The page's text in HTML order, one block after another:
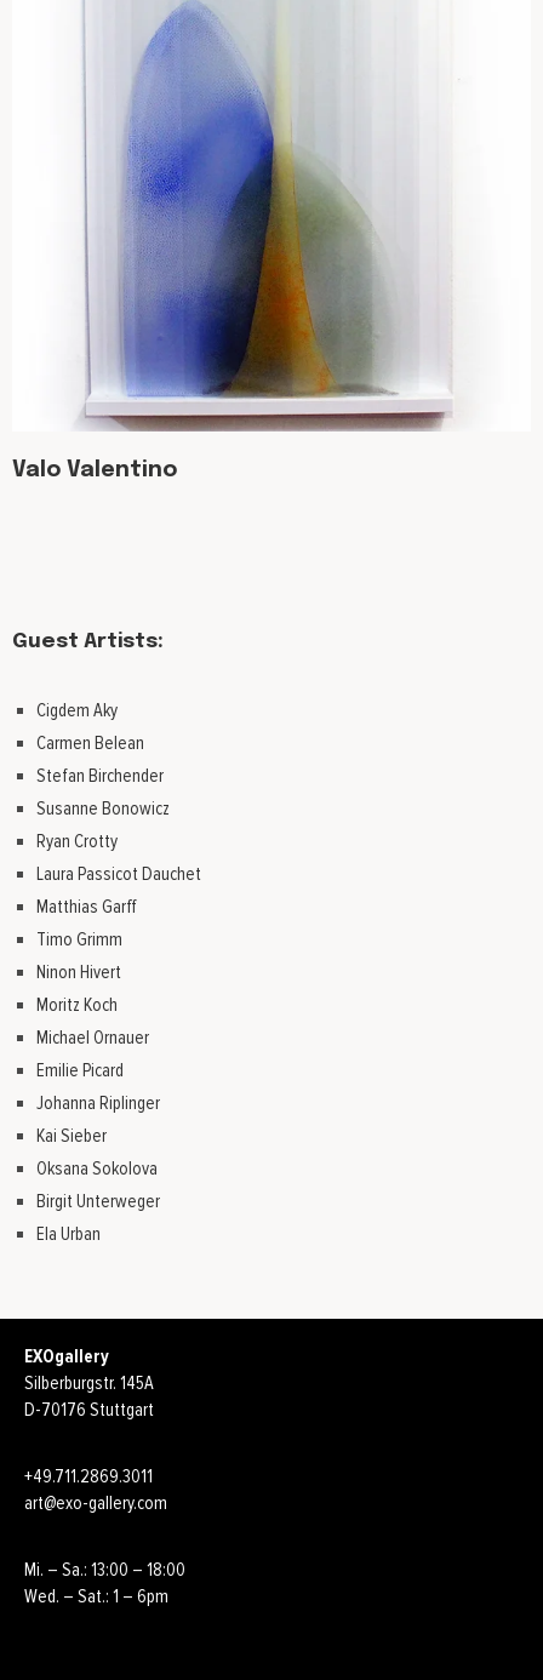
Valo Valentino
Guest Artists:
Cigdem Aky
Carmen Belean
Stefan Birchender
Susanne Bonowicz
Ryan Crotty
Laura Passicot Dauchet
Matthias Garff
Timo Grimm
Ninon Hivert
Moritz Koch
Michael Ornauer
Emilie Picard
Johanna Riplinger
Kai Sieber
Oksana Sokolova
Birgit Unterweger
Ela Urban
EXOgallery
Silberburgstr. 145A
D-70176 Stuttgart
+49.711.2869.3011
art@exo-gallery.com
Mi. – Sa.: 13:00 – 18:00
Wed. – Sat.: 1 – 6pm